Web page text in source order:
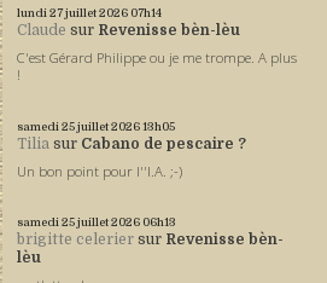
lundi 27juillet 2026 07h14
Claude sur Revenisse bèn-lèu
C'est Gérard Philippe ou je me trompe. A plus
!
samedi 25juillet 202613h05
Tilia sur Cabano de pescaire ?
Un bon point pour l''I.A. ;-)
samedi 25juillet 2026 06h13
brigitte celerier sur Revenisse bèn-
lèu